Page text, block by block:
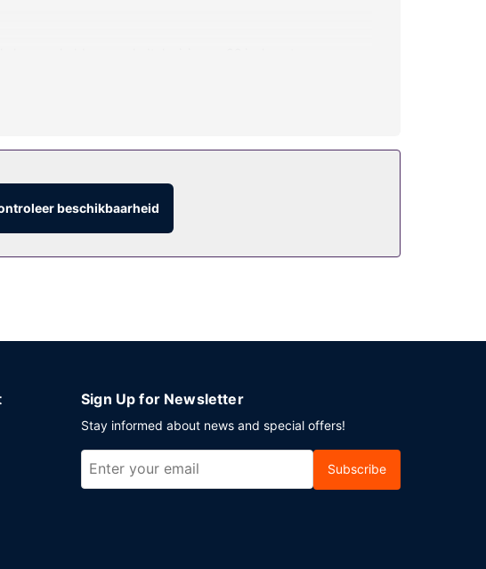
tandenborstels en tandpasta. Bij de voorzieningen horen
beschikbaarheid
Sign Up for Newsletter
Stay informed about news and special offers!
Subscribe